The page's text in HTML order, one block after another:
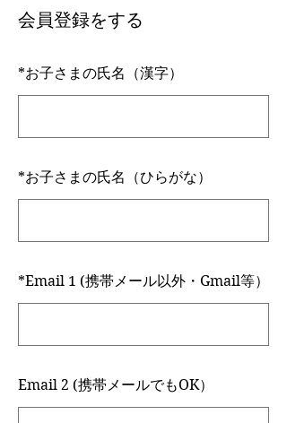
会員登録をする
*お子さまの氏名（漢字）
*お子さまの氏名（ひらがな）
*Email 1 (携帯メール以外・Gmail等）
Email 2 (携帯メールでもOK）